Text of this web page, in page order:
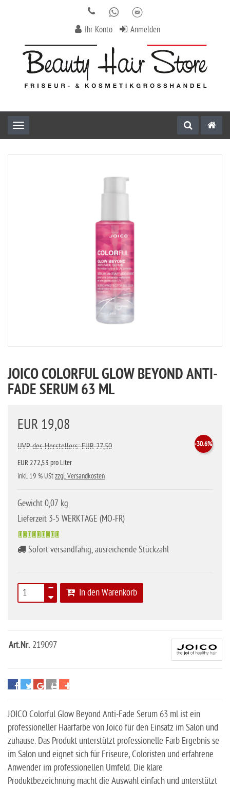
Ihr Konto Anmelden
Toggle navigation
JOICO COLORFUL GLOW BEYOND ANTI-
FADE SERUM 63 ML
EUR 19,08
-30.6%
UVP des Herstellers: EUR 27,50
EUR 272,53 pro Liter
inkl. 19 % UStzzgl. Versandkosten
Gewicht 0,07 kg
Lieferzeit 3-5 WERKTAGE (MO-FR)
Sofort versandfähig, ausreichende Stückzahl
In den Warenkorb
Art.Nr. 219097
JOICO Colorful Glow Beyond Anti-Fade Serum 63 ml ist ein
professioneller Haarfarbe von Joico für den Einsatz im Salon und
zuhause. Das Produkt unterstützt professionelle Farb Ergebnis se
im Salon und eignet sich für Friseure, Coloristen und erfahrene
Anwender im professionellen Umfeld. Die klare
Produktbezeichnung macht die Auswahl einfach und unterstützt